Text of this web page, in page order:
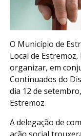
O Município de
Local de
organizar, em
Continuados do
dia 12 de
Estremoz.
A delegação de